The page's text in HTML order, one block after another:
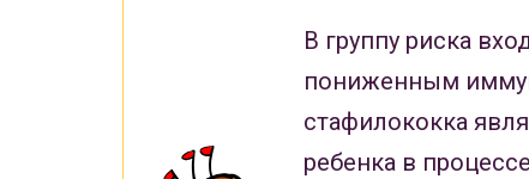
В группу риска
пониженным
стафилококка
ребенка в